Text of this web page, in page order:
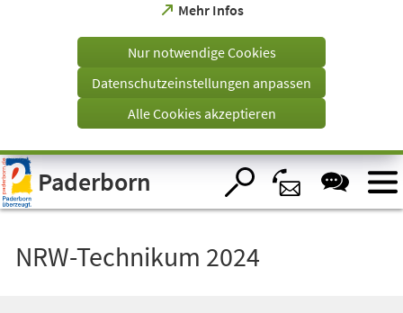
Visuelle
Assistenzsoftware
öffnen.
Mehr Infos
(Öffnet
einem
Tab)
Nur notwendige Cookies
Datenschutzeinstellungen anpassen
Alle Cookies akzeptieren
Paderborn
NRW-Technikum 2024